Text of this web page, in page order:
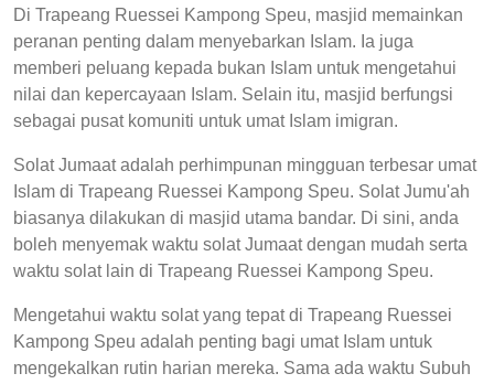
Di Trapeang Ruessei Kampong Speu, masjid memainkan
peranan penting dalam menyebarkan Islam. Ia juga
memberi peluang kepada bukan Islam untuk mengetahui
nilai dan kepercayaan Islam. Selain itu, masjid berfungsi
sebagai pusat komuniti untuk umat Islam imigran.
Solat Jumaat adalah perhimpunan mingguan terbesar umat
Islam di Trapeang Ruessei Kampong Speu. Solat Jumu'ah
biasanya dilakukan di masjid utama bandar. Di sini, anda
boleh menyemak waktu solat Jumaat dengan mudah serta
waktu solat lain di Trapeang Ruessei Kampong Speu.
Mengetahui waktu solat yang tepat di Trapeang Ruessei
Kampong Speu adalah penting bagi umat Islam untuk
mengekalkan rutin harian mereka. Sama ada waktu Subuh